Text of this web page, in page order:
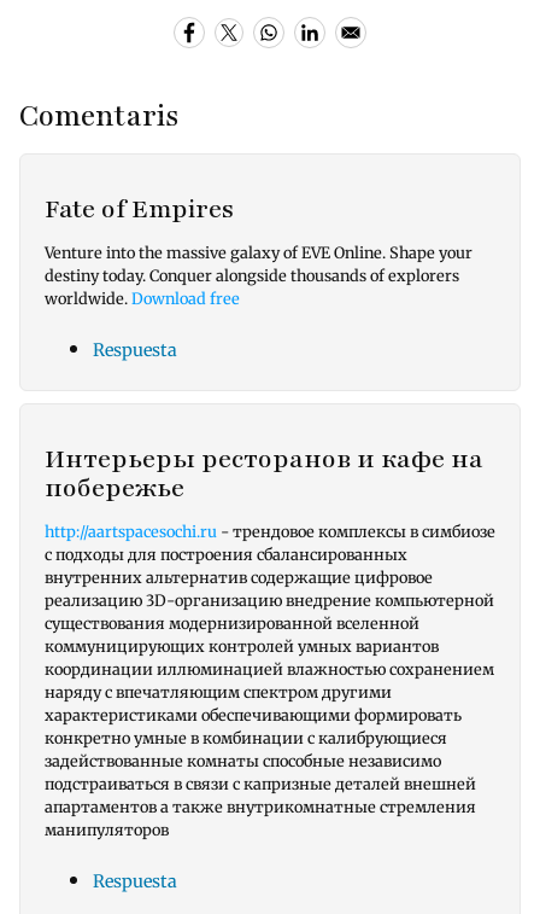
Comentaris
Fate of Empires
Venture into the massive galaxy of EVE Online. Shape your
destiny today. Conquer alongside thousands of explorers
worldwide.Download free
Respuesta
Интерьеры ресторанов и кафе на
побережье
http://aartspacesochi.ru - трендовое комплексы в симбиозе
с подходы для построения сбалансированных
внутренних альтернатив содержащие цифровое
реализацию 3D-организацию внедрение компьютерной
существования модернизированной вселенной
коммуницирующих контролей умных вариантов
координации иллюминацией влажностью сохранением
наряду с впечатляющим спектром другими
характеристиками обеспечивающими формировать
конкретно умные в комбинации с калибрующиеся
задействованные комнаты способные независимо
подстраиваться в связи с капризные деталей внешней
апартаментов а также внутрикомнатные стремления
манипуляторов
Respuesta